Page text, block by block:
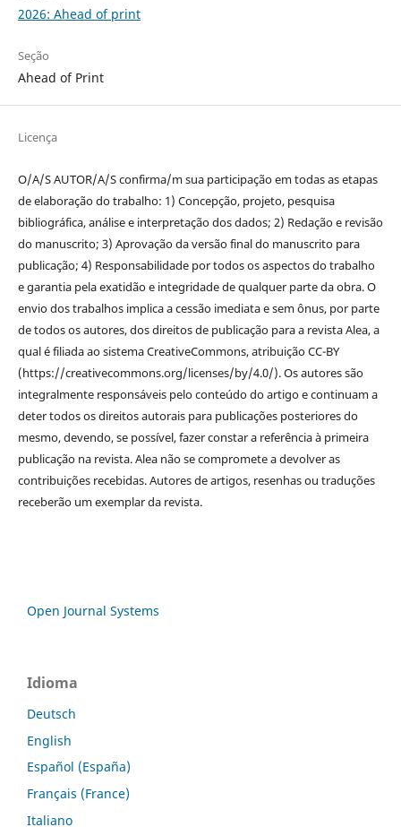
2026: Ahead of print
Seção
Ahead of Print
Licença
O/A/S AUTOR/A/S confirma/m sua participação em todas as etapas
de elaboração do trabalho: 1) Concepção, projeto, pesquisa
bibliográfica, análise e interpretação dos dados; 2) Redação e revisão
do manuscrito; 3) Aprovação da versão final do manuscrito para
publicação; 4) Responsabilidade por todos os aspectos do trabalho
e garantia pela exatidão e integridade de qualquer parte da obra. O
envio dos trabalhos implica a cessão imediata e sem ônus, por parte
de todos os autores, dos direitos de publicação para a revista Alea, a
qual é filiada ao sistema CreativeCommons, atribuição CC-BY
(https://creativecommons.org/licenses/by/4.0/). Os autores são
integralmente responsáveis pelo conteúdo do artigo e continuam a
deter todos os direitos autorais para publicações posteriores do
mesmo, devendo, se possível, fazer constar a referência à primeira
publicação na revista. Alea não se compromete a devolver as
contribuições recebidas. Autores de artigos, resenhas ou traduções
receberão um exemplar da revista.
Open Journal Systems
Idioma
Deutsch
English
Español (España)
Français (France)
Italiano